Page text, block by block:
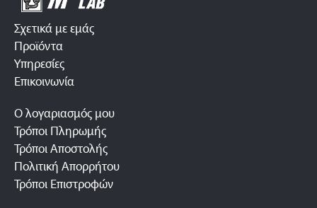
Σχετικά με εμάς
Προϊόντα
Υπηρεσίες
Επικοινωνία
Ο λογαριασμός μου
Τρόποι Πληρωμής
Τρόποι Αποστολής
Πολιτική Απορρήτου
Τρόποι Επιστροφών